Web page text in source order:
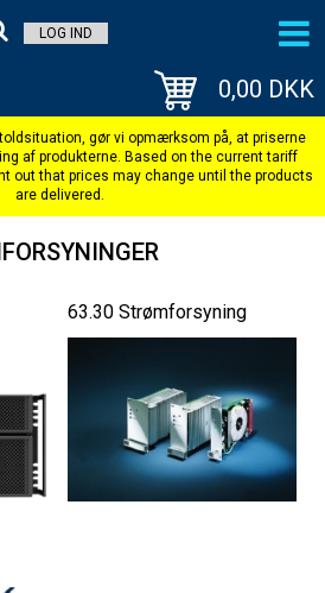
LOG IND
0,00 DKK
63.30 Strømforsyning